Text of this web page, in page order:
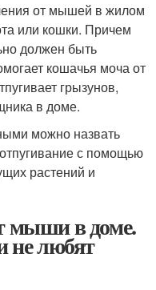
от мышей в жилом
или кошки. Причем
должен быть
кошачья моча от
грызунов,
в доме.
можно назвать
с помощью
растений и
мыши в доме.
не любят